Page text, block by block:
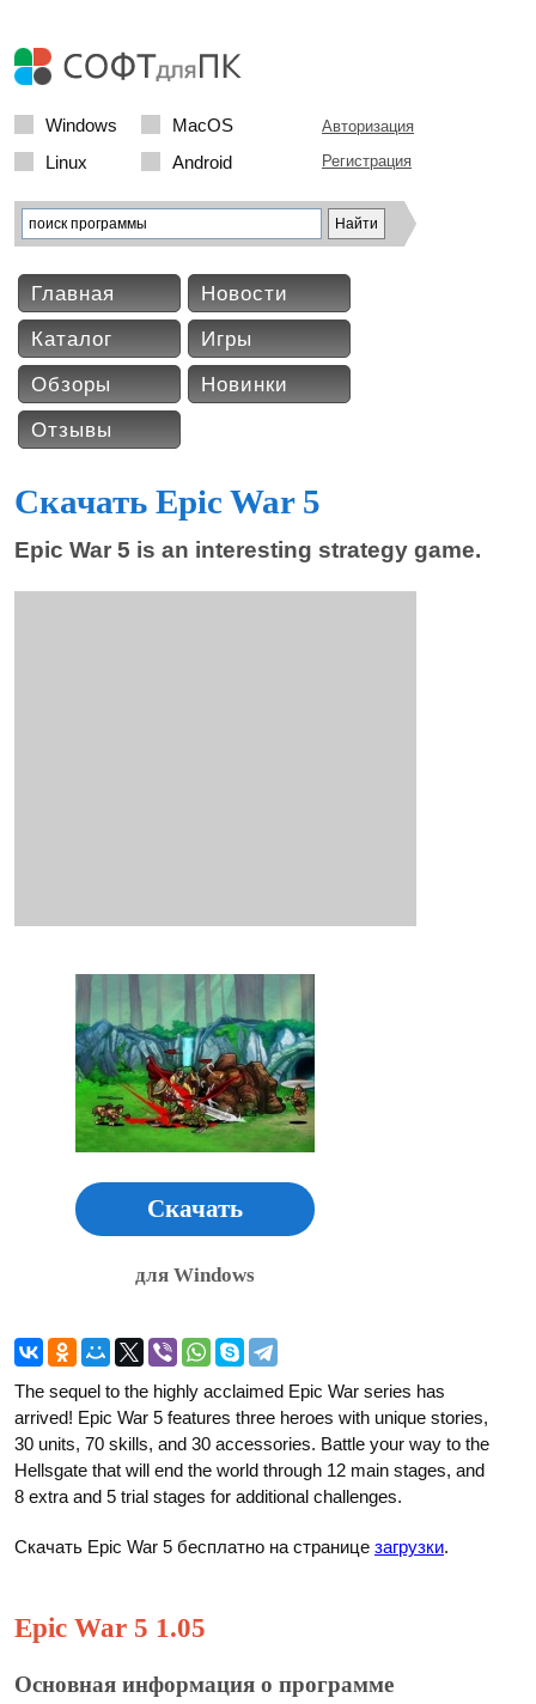
Windows
MacOS
Linux
Android
Авторизация
Регистрация
Главная
Новости
Каталог
Игры
Обзоры
Новинки
Отзывы
Скачать Epic War 5
Epic War 5 is an interesting strategy game.
Скачать
для Windows
The sequel to the highly acclaimed Epic War series has
arrived! Epic War 5 features three heroes with unique stories,
30 units, 70 skills, and 30 accessories. Battle your way to the
Hellsgate that will end the world through 12 main stages, and
8 extra and 5 trial stages for additional challenges.
Скачать Epic War 5 бесплатно на странице загрузки.
Epic War 5 1.05
Основная информация о программе